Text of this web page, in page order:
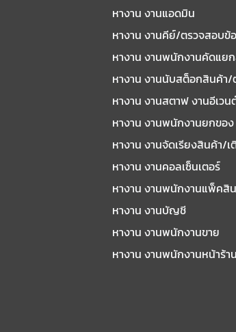
หางาน งานแอดมิน
หางาน งานคีย์/ตรวจสอบข้
หางาน งานพนักงานคัดแย
หางาน งานนับสต็อกสินค้า
หางาน งานสตาฟ งานอีเวน
หางาน งานพนักงานยกของ
หางาน งานจัดเรียงสินค้า/
หางาน งานคอลเซ็นเตอร์
หางาน งานพนักงานแพ็คสิ
หางาน งานบัญชี
หางาน งานพนักงานขาย
หางาน งานพนักงานหน้าร้